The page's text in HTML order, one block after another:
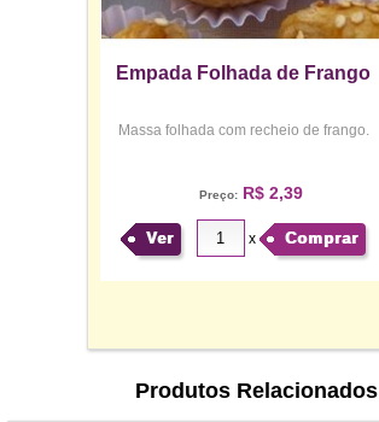
Empada Folhada de Frango
Massa folhada com recheio de frango.
Preço:R$ 2,39
Ver x Comprar
Produtos Relacionados